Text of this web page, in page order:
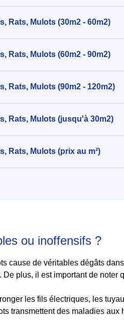
Rats, Mulots (30m2 - 60m2)
Rats, Mulots (60m2 - 90m2)
Rats, Mulots (90m2 - 120m2)
Rats, Mulots (jusqu'à 30m2)
Rats, Mulots (prix au m²)
ou inoffensifs ?
cause de véritables dégâts
De plus, il est important de
ronger les fils électriques, les
transmettent des maladies